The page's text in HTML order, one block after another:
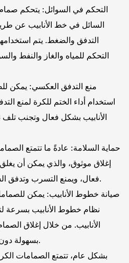
السائل في خط الأنابيب عن
التدفق والضغط. يتم
التحكم للمياه والغاز والنفط
استخدام أداء الختم للكرة لمنع
الأنابيب بشكل فعال وتجنب تلف
إغلاق موثوق، والذي يمكن أن
فعال، ويمنع التسرب وتدفق السوائل، ويوفر حماية السلامة.
نظام خطوط الأنابيب بسرعة
الأنابيب. من خلال إغلاق
بسهولة دون إغلاق نظام الأنابيب بالكامل.
بشكل عام، تتمتع الصمامات